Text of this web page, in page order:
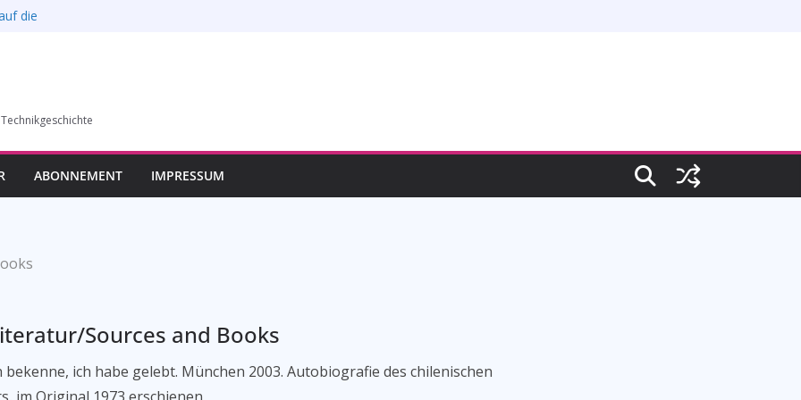
die
in Bochum vom
ABONNEMENT IMPRESSUM
Sources and Books
bekenne, ich habe gelebt. München 2003. Autobiografie des chilenischen